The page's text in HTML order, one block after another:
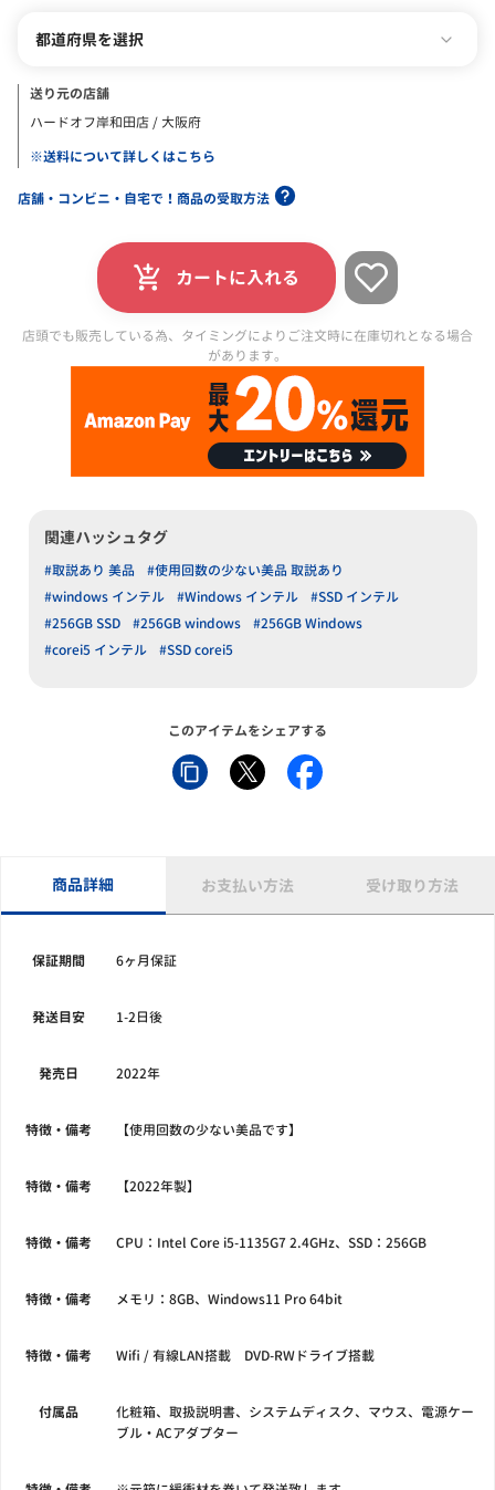
都道府県を選択
送り元の店舗
ハードオフ岸和田店 / 大阪府
※送料について詳しくはこちら
店舗・コンビニ・自宅で！商品の受取方法
カートに入れる
店頭でも販売している為、タイミングによりご注文時に在庫切れとなる場合
があります。
関連ハッシュタグ
#取説あり 美品
#使用回数の少ない美品 取説あり
#windows インテル
#Windows インテル
#SSD インテル
#256GB SSD
#256GB windows
#256GB Windows
#corei5 インテル
#SSD corei5
このアイテムをシェアする
商品詳細 お支払い方法 受け取り方法
保証期間 6ヶ月保証
発送目安 1-2日後
発売日 2022年
特徴・備考 【使用回数の少ない美品です】
特徴・備考 【2022年製】
特徴・備考 CPU：Intel Core i5-1135G7 2.4GHz、SSD：256GB
特徴・備考 メモリ：8GB、Windows11 Pro 64bit
特徴・備考 Wifi / 有線LAN搭載 DVD-RWドライブ搭載
付属品
化粧箱、取扱説明書、システムディスク、マウス、電源ケー
ブル・ACアダプター